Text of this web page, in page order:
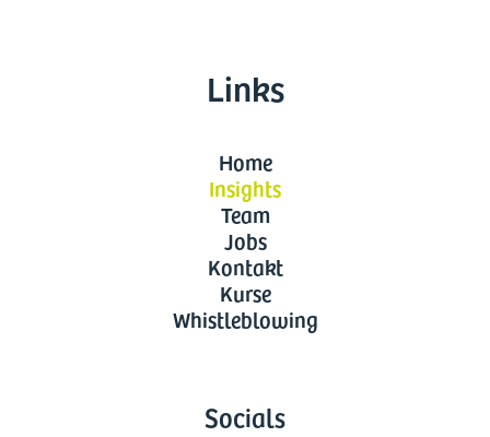
Links
Home
Insights
Team
Jobs
Kontakt
Kurse
Whistleblowing
Socials